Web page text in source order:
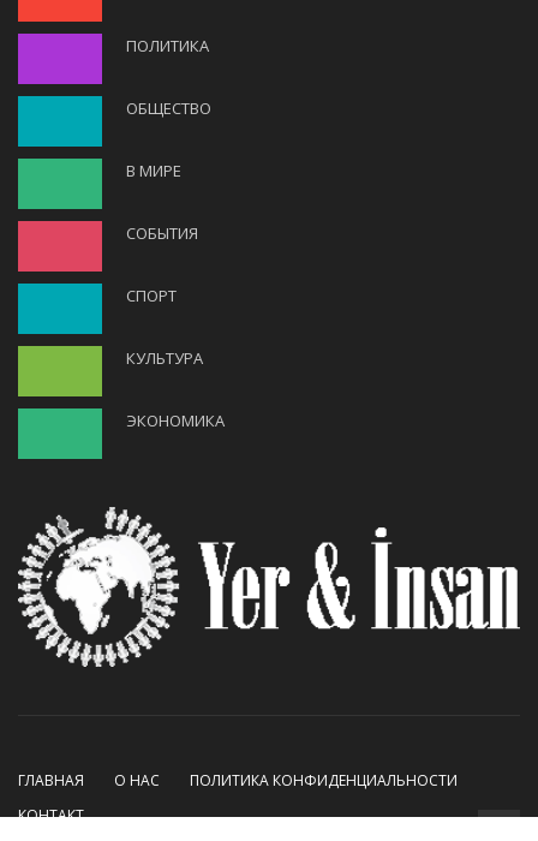
ПОЛИТИКА
ОБЩЕСТВО
В МИРЕ
СОБЫТИЯ
СПОРТ
КУЛЬТУРА
ЭКОНОМИКА
ГЛАВНАЯ О НАС
ПОЛИТИКА КОНФИДЕНЦИАЛЬНОСТИ
КОНТАКТ